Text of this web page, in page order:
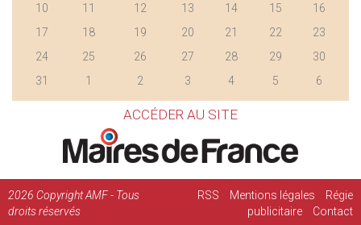
10
11 12 13 14 15
16
17
18 19 20 21 22
23
24
25 26 27 28 29
30
31
1 2 3 4 5 6
ACCÉDER AU SITE
2026 Copyright AMF - Tous
droits réservés
RSS Mentions légales
Régie
publicitaire
Contact